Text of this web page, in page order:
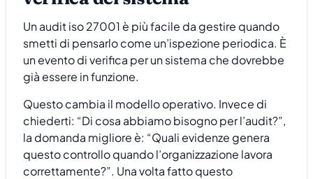
Un audit iso 27001 è più facile da gestire quando
smetti di pensarlo come un’ispezione periodica. È
un evento di verifica per un sistema che dovrebbe
già essere in funzione.
Questo cambia il modello operativo. Invece di
chiederti: “Di cosa abbiamo bisogno per l’audit?”,
la domanda migliore è: “Quali evidenze genera
questo controllo quando l’organizzazione lavora
correttamente?”. Una volta fatto questo